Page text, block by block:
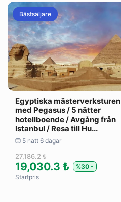
Bästsäljare
Egyptiska mästerverksturen
med Pegasus / 5 nätter
hotellboende / Avgång från
Istanbul / Resa till Hu...
5 natt 6 dagar
27,186.2 ₺
19,030.3 ₺
%30
Startpris